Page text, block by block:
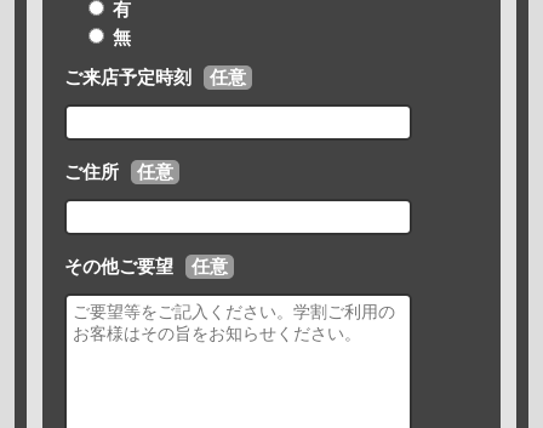
有
無
ご来店予定時刻 任意
ご住所 任意
その他ご要望 任意